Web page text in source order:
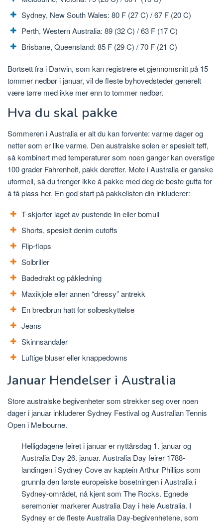
Sydney, New South Wales: 80 F (27 C) / 67 F (20 C)
Perth, Western Australia: 89 (32 C) / 63 F (17 C)
Brisbane, Queensland: 85 F (29 C) / 70 F (21 C)
Bortsett fra i Darwin, som kan registrere et gjennomsnitt på 15
tommer nedbør i januar, vil de fleste byhovedsteder generelt
være tørre med ikke mer enn to tommer nedbør.
Hva du skal pakke
Sommeren i Australia er alt du kan forvente: varme dager og
netter som er like varme. Den australske solen er spesielt tøff,
så kombinert med temperaturer som noen ganger kan overstige
100 grader Fahrenheit, pakk deretter. Mote i Australia er ganske
uformell, så du trenger ikke å pakke med deg de beste gutta for
å få plass her. En god start på pakkelisten din inkluderer:
T-skjorter laget av pustende lin eller bomull
Shorts, spesielt denim cutoffs
Flip-flops
Solbriller
Badedrakt og påkledning
Maxikjole eller annen “dressy” antrekk
En bredbrun hatt for solbeskyttelse
Jeans
Skinnsandaler
Luftige bluser eller knappedowns
Januar Hendelser i Australia
Store australske begivenheter som strekker seg over noen
dager i januar inkluderer Sydney Festival og Australian Tennis
Open i Melbourne.
Helligdagene feiret i januar er nyttårsdag 1. januar og
Australia Day 26. januar. Australia Day feirer 1788-
landingen i Sydney Cove av kaptein Arthur Phillips som
grunnla den første europeiske bosetningen i Australia i
Sydney-området, nå kjent som The Rocks. Egnede
seremonier markerer Australia Day i hele Australia. I
Sydney er de fleste Australia Day-begivenhetene, som